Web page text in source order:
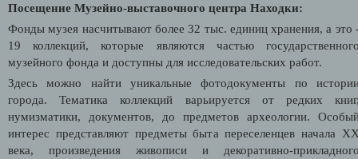
Посещение Музейно-выставочного центра Находки:
Фонды музея насчитывают более 32 тыс. единиц хранения, а это
19 коллекций, которые являются частью
музейного фонда и доступны для исследовательских работ.
Здесь можно найти уникальные фотодокументы по
города. Тематика коллекций варьируется от редких
нумизматики, документов, до предметов археологии.
интерес представляют предметы быта переселенцев начала
века, произведения живописи и декоративно-